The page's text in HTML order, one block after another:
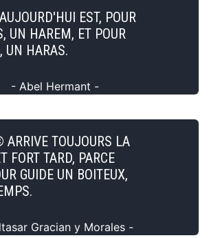
EST, POUR
UN HAREM, ET POUR
UN HARAS.
- Abel Hermant -
TOUJOURS LA
FORT TARD, PARCE
GUIDE UN BOITEUX,
Gracian y Morales -